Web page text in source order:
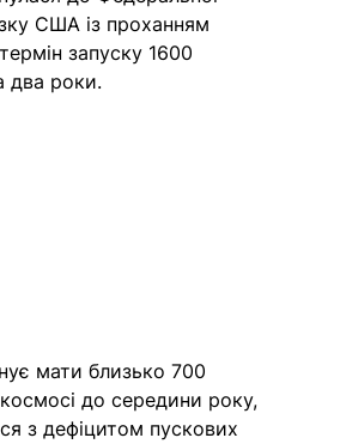
США із проханням
запуску 1600
два роки.
мати близько 700
до середини року,
з дефіцитом пускових